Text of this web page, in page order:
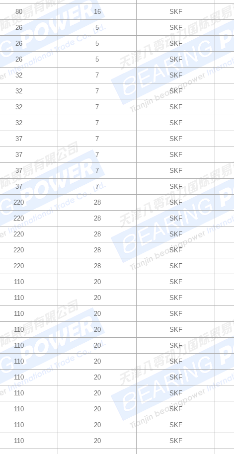
80 16 SKF
26 5 SKF
26 5 SKF
26 5 SKF
32 7 SKF
32 7 SKF
32 7 SKF
32 7 SKF
37 7 SKF
37 7 SKF
37 7 SKF
37 7 SKF
220 28 SKF
220 28 SKF
220 28 SKF
220 28 SKF
220 28 SKF
110 20 SKF
110 20 SKF
110 20 SKF
110 20 SKF
110 20 SKF
110 20 SKF
110 20 SKF
110 20 SKF
110 20 SKF
110 20 SKF
110 20 SKF